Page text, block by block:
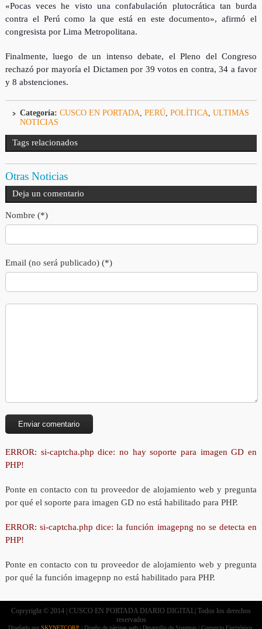
«Pocas veces he visto una confabulación plutocrática tan burda
contra el Perú como la que está en este documento», afirmó el
congresista por Lima Metropolitana.
Finalmente, luego de un intenso debate, el Pleno del Congreso
rechazó por mayoría el Dictamen por 39 votos en contra, 34 a favor
y 8 abstenciones.
Categoría: CUSCO EN PORTADA PERÚ, POLÍTICA ULTIMAS
NOTICIAS
Tags relacionados
Otras Noticias
Deja un comentario
Nombre (*)
Email (no será publicado) (*)
ERROR: si-captcha.php dice: no hay soporte para imagen GD en
PHP!
Ponte en contacto con tu proveedor de alojamiento web y pregunta
por qué el soporte para imagen GD no está habilitado para PHP.
ERROR: si-captcha.php dice: la función imagepng no se detecta en
PHP!
Ponte en contacto con tu proveedor de alojamiento web y pregunta
por qué la función imagepnp no está habilitado para PHP.
Copryright © 2014 | CUSCO EN PORTADA DIARIO DIGITAL| Todos los derechos
reservados
Diseñado por SKYNETCORP | Diseño de páginas web | Desarrollo de Sistemas | Comercio Electrónico.